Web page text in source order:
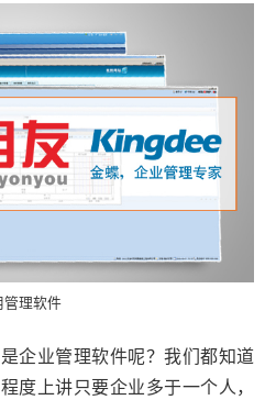
管理软件
企业管理软件呢？我们都知道
度上讲只要企业多于一个人，